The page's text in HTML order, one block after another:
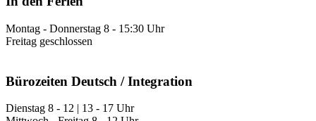
Montag - Donnerstag 8 - 15:30 Uhr
Freitag geschlossen
Bürozeiten Deutsch / Integration
Dienstag 8 - 12 | 13 - 17 Uhr